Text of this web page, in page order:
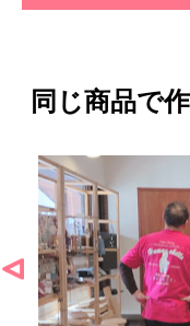
同じ商品で